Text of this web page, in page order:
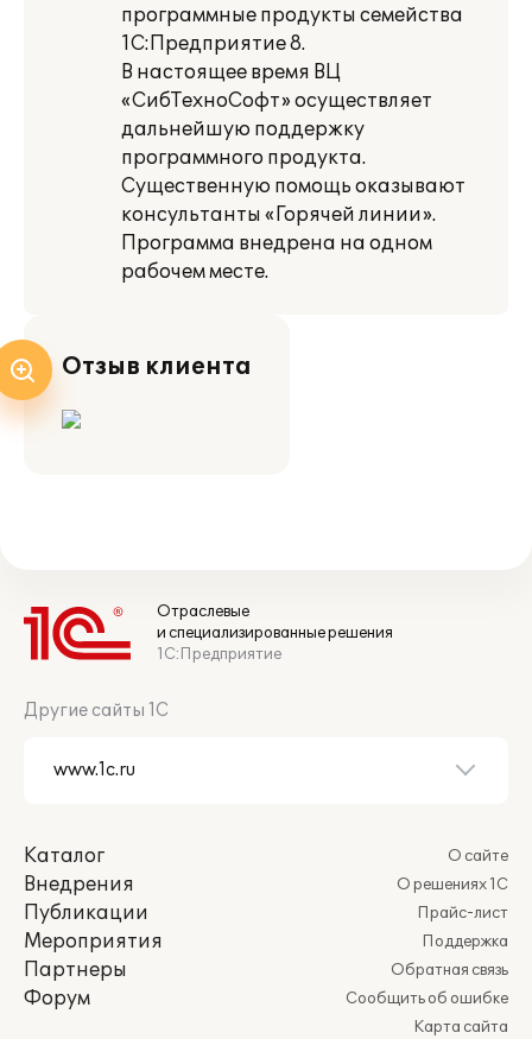
программные продукты семейства
1С:Предприятие 8.
В настоящее время ВЦ
«СибТехноСофт» осуществляет
дальнейшую поддержку
программного продукта.
Существенную помощь оказывают
консультанты «Горячей линии».
Программа внедрена на одном
рабочем месте.
Отзыв клиента
Отраслевые
и специализированные решения
1С:Предприятие
Другие сайты 1С
Каталог
Внедрения
Публикации
Мероприятия
Партнеры
Форум
О сайте
О решениях 1С
Прайс-лист
Поддержка
Обратная связь
Сообщить об ошибке
Карта сайта